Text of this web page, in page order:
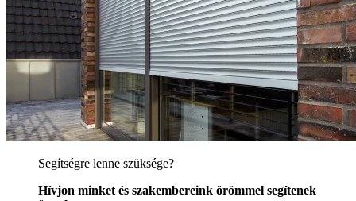
Segítségre lenne szüksége?
Hívjon minket és szakembereink örömmel segítenek